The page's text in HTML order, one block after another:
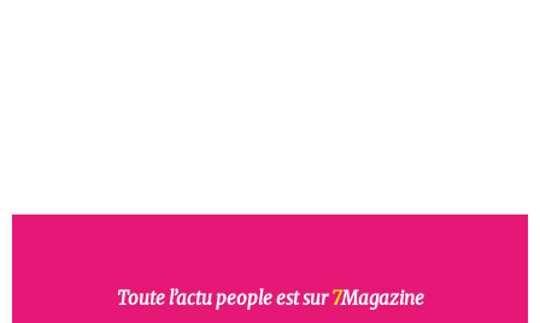
Toute l’actu people est sur7Magazine